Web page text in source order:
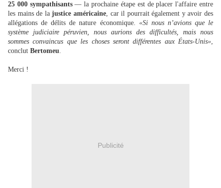
25 000 sympathisants— la prochaine étape est de placer l'affaire entre
les mains de lajustice américaine, car il pourrait également y avoir des
allégations de délits de nature économique. «Si nous n’avions que le
système judiciaire péruvien, nous aurions des difficultés, mais nous
sommes convaincus que les choses seront différentes aux États-Unis»,
conclut Bertomeu.
Merci !
Publicité